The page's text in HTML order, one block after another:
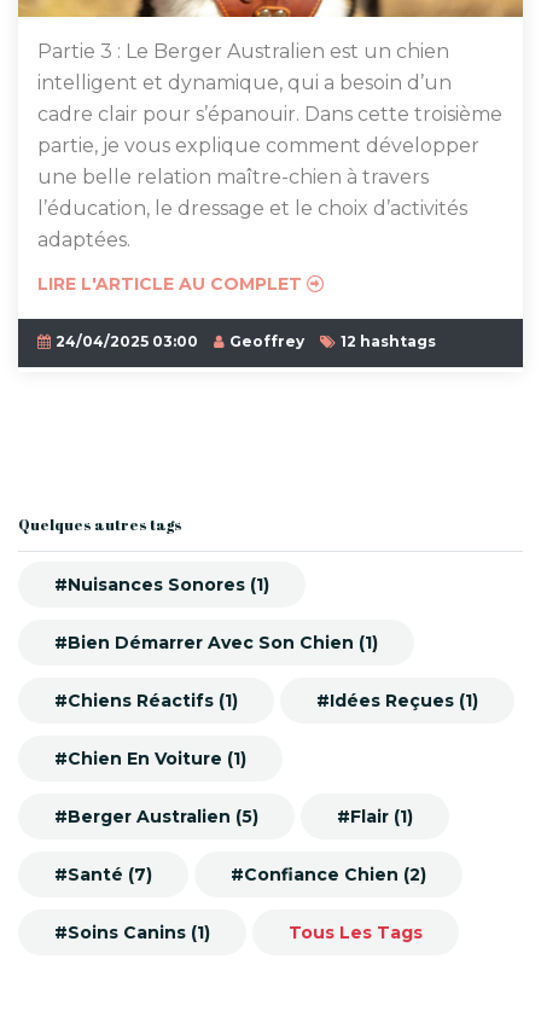
Partie 3 : Le Berger Australien est un chien
intelligent et dynamique, qui a besoin d’un
cadre clair pour s’épanouir. Dans cette troisième
partie, je vous explique comment développer
une belle relation maître-chien à travers
l’éducation, le dressage et le choix d’activités
adaptées.
LIRE L'ARTICLE AU COMPLET
24/04/2025 03:00 Geoffrey 12 hashtags
Quelques autres tags
#Nuisances Sonores (1)
#Bien Démarrer Avec Son Chien (1)
#Chiens Réactifs (1) #Idées Reçues (1)
#Chien En Voiture (1)
#Berger Australien (5) #Flair (1)
#Santé (7) #Confiance Chien (2)
#Soins Canins (1) Tous Les Tags